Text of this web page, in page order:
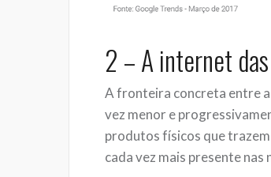
2 – A internet
A fronteira concreta entre
vez menor e
produtos físicos que
cada vez mais presente nas